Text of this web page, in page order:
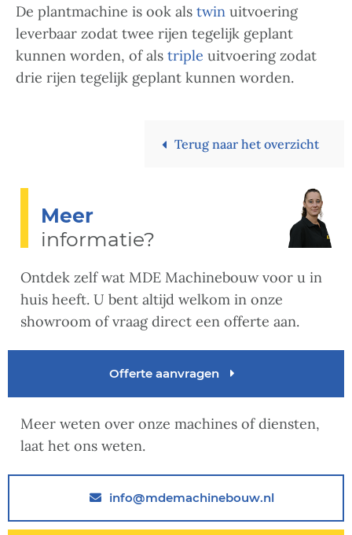
De plantmachine is ook als twin uitvoering
leverbaar zodat twee rijen tegelijk geplant
kunnen worden, of als triple uitvoering zodat
drie rijen tegelijk geplant kunnen worden.
Terug naar het overzicht
Meer
informatie?
Ontdek zelf wat MDE Machinebouw voor u in
huis heeft. U bent altijd welkom in onze
showroom of vraag direct een offerte aan.
Offerte aanvragen
Meer weten over onze machines of diensten,
laat het ons weten.
info@mdemachinebouw.nl